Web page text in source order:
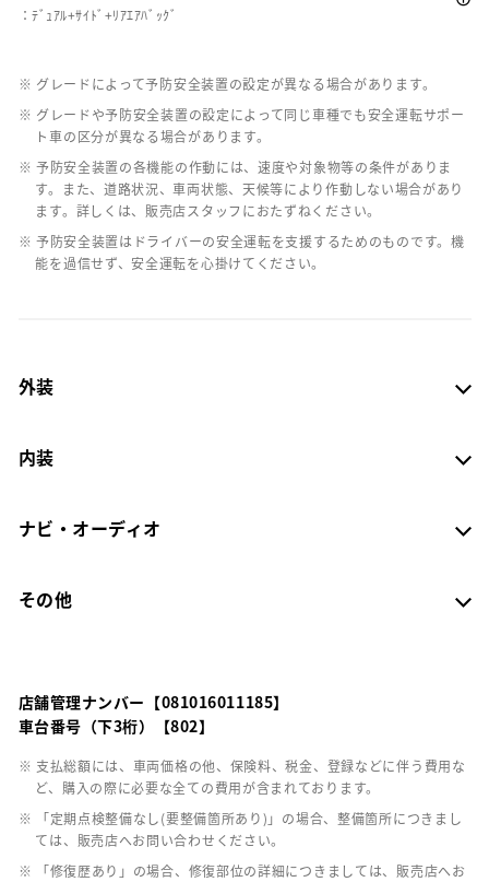
：ﾃﾞｭｱﾙ+ｻｲﾄﾞ+ﾘｱｴｱﾊﾞｯｸﾞ
※ グレードによって予防安全装置の設定が異なる場合があります。
※ グレードや予防安全装置の設定によって同じ車種でも安全運転サポー
ト車の区分が異なる場合があります。
※ 予防安全装置の各機能の作動には、速度や対象物等の条件がありま
す。また、道路状況、車両状態、天候等により作動しない場合があり
ます。詳しくは、販売店スタッフにおたずねください。
※ 予防安全装置はドライバーの安全運転を支援するためのものです。機
能を過信せず、安全運転を心掛けてください。
外装
内装
ナビ・オーディオ
その他
店舗管理ナンバー【081016011185】
車台番号（下3桁）【802】
※ 支払総額には、車両価格の他、保険料、税金、登録などに伴う費用な
ど、購入の際に必要な全ての費用が含まれております。
※ 「定期点検整備なし(要整備箇所あり)」の場合、整備箇所につきまし
ては、販売店へお問い合わせください。
※ 「修復歴あり」の場合、修復部位の詳細につきましては、販売店へお